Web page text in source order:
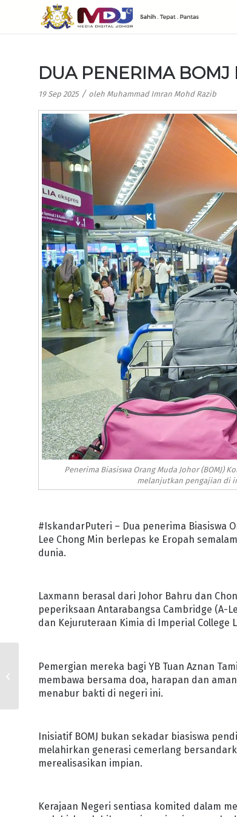
DUA PENERIMA BOMJ
19 Sep 2025 / oleh Muhammad Imran Mohd Razib
Penerima Biasiswa Orang Muda Johor (BOMJ)
melanjutkan pengajian di
#IskandarPuteri – Dua penerima Biasiswa
Lee Chong Min berlepas ke Eropah
dunia.
Laxmann berasal dari Johor Bahru dan
peperiksaan Antarabangsa Cambridge (A-
dan Kejuruteraan Kimia di Imperial College
Pemergian mereka bagi YB Tuan Aznan
membawa bersama doa, harapan dan
menabur bakti di negeri ini.
Inisiatif BOMJ bukan sekadar biasiswa
melahirkan generasi cemerlang
merealisasikan impian.
Kerajaan Negeri sentiasa komited dalam
JOHOR UNGGULI
PERUJIAN MEMBACA